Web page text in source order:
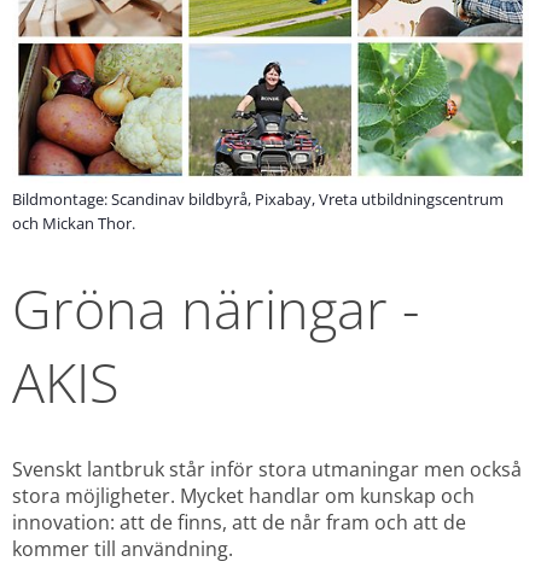
Bildmontage: Scandinav bildbyrå, Pixabay, Vreta utbildningscentrum
och Mickan Thor.
Gröna näringar -
AKIS
Svenskt lantbruk står inför stora utmaningar men också
stora möjligheter. Mycket handlar om kunskap och
innovation: att de finns, att de når fram och att de
kommer till användning.